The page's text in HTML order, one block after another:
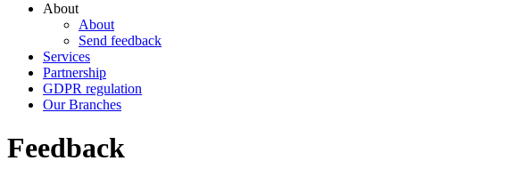
About
About
Send feedback
Services
Partnership
GDPR regulation
Our Branches
Feedback